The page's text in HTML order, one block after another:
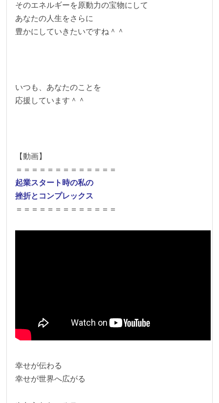
そのエネルギーを原動力の宝物にして
あなたの人生をさらに
豊かにしていきたいですね＾＾
いつも、あなたのことを
応援しています＾＾
【動画】
＝＝＝＝＝＝＝＝＝＝＝＝＝
起業スタート時の私の
挫折とコンプレックス
＝＝＝＝＝＝＝＝＝＝＝＝＝
幸せが伝わる
幸せが世界へ広がる